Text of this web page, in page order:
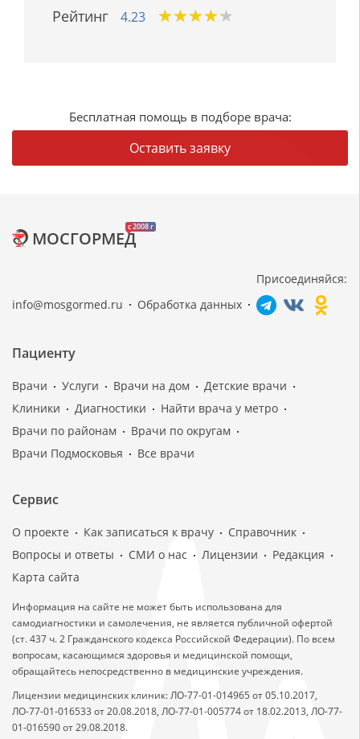
Рейтинг
4.23 ★★★★★
★★★★★
Бесплатная помощь в подборе врача:
Оставить заявку
c 2008 г
МОСГОРМЕД
info@mosgormed.ru Обработка данных
Присоединяйся:
Пациенту
Врачи Услуги Врачи на дом
Детские врачи
Клиники
Диагностики
Найти врача у метро
Врачи по районам
Врачи по округам
Врачи Подмосковья
Все врачи
Сервис
О проекте Как записаться к врачу
Справочник
Вопросы и ответы
СМИ о нас Лицензии
Редакция
Карта сайта
Информация на сайте не может быть использована для
самодиагностики и самолечения, не является публичной офертой
(ст. 437 ч. 2 Гражданского кодекса Российской Федерации). По всем
вопросам, касающимся здоровья и медицинской помощи,
обращайтесь непосредственно в медицинские учреждения.
Лицензии медицинских клиник: ЛО-77-01-014965 от 05.10.2017,
ЛО-77-01-016533 от 20.08.2018, ЛО-77-01-005774 от 18.02.2013, ЛО-77-
01-016590 от 29.08.2018.